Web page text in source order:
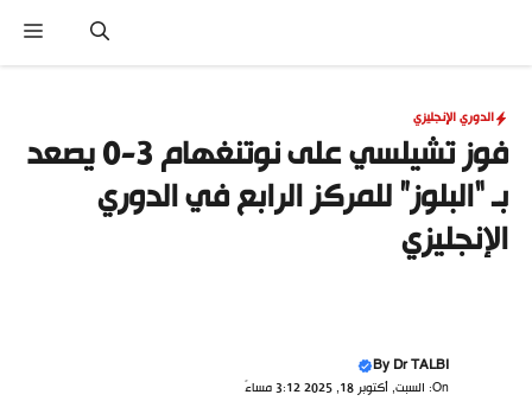
المحتوى
الدوري الإنجليزي
فوز تشيلسي على نوتنغهام 3-0 يصعد
بـ “البلوز” للمركز الرابع في الدوري
الإنجليزي
ByDr TALBI
On: السبت, أكتوبر 18, 2025 3:12 مساءً